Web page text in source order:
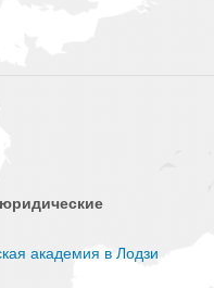
юридические
академия в Лодзи